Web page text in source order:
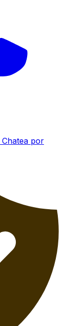
Chatea por